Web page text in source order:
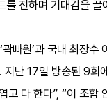
를 전하며 기대감을 끌
빠원’과 국내 최장
지난 17일 방송된 9
고 다 한다”, “이 조